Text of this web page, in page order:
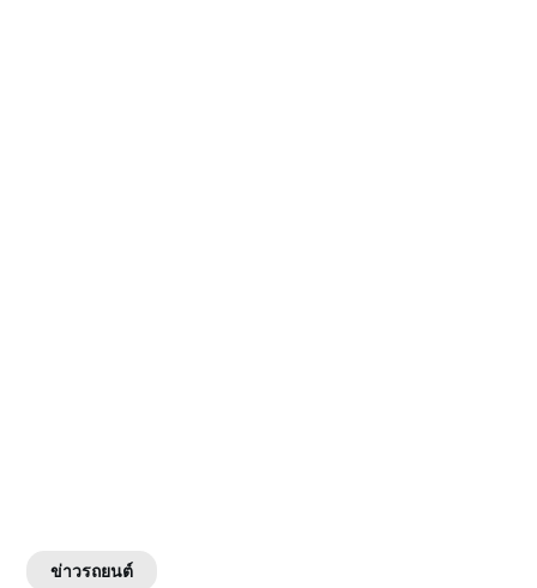
ข่าวรถยนต์